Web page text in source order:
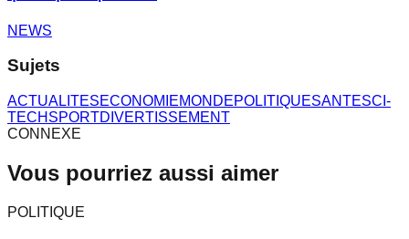
NEWS
Sujets
ACTUALITESECONOMIEMONDEPOLITIQUESANTESCI-
TECH SPORTDIVERTISSEMENT
CONNEXE
Vous pourriez aussi aimer
POLITIQUE